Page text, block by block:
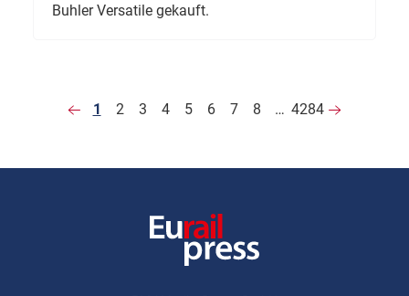
Buhler Versatile gekauft.
1 2 3 4 5 6 7 8 … 4284